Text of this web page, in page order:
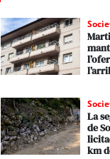
La
de
km